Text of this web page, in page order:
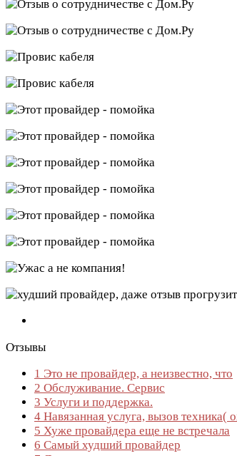
Отзывы
1 Это не провайдер, а неизвестно, что
2 Обслуживание. Сервис
3 Услуги и поддержка.
4 Навязанная услуга, вызов техника(
5 Хуже провайдера еще не встречала
6 Самый худший провайдер